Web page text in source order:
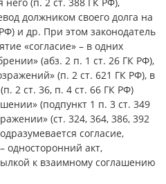
должником своего долга на
и др. При этом законодатель
«согласие» – в одних
(абз. 2 п. 1 ст. 26 ГК РФ),
(п. 2 ст. 621 ГК РФ), в
2 ст. 36, п. 4 ст. 66 ГК РФ)
(подпункт 1 п. 3 ст. 349
(ст. 324, 364, 386, 392
согласие,
односторонний акт,
к взаимному соглашению